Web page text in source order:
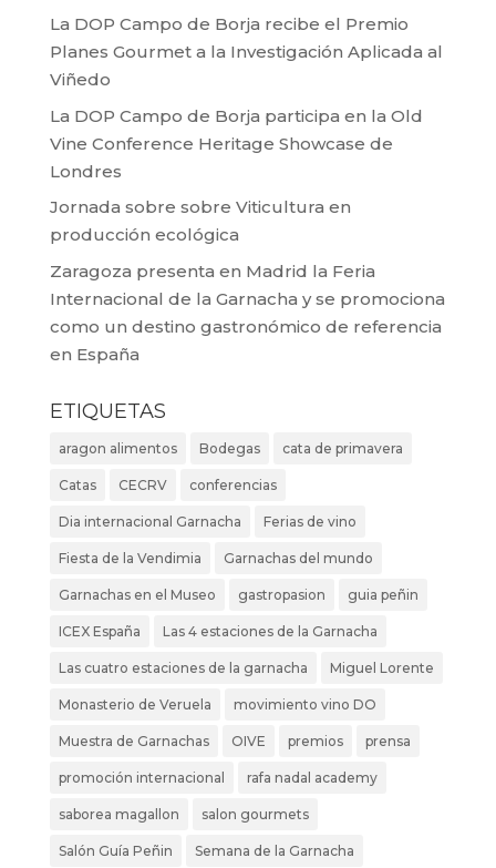
La DOP Campo de Borja recibe el Premio
Planes Gourmet a la Investigación Aplicada al
Viñedo
La DOP Campo de Borja participa en la Old
Vine Conference Heritage Showcase de
Londres
Jornada sobre sobre Viticultura en
producción ecológica
Zaragoza presenta en Madrid la Feria
Internacional de la Garnacha y se promociona
como un destino gastronómico de referencia
en España
ETIQUETAS
aragon alimentos Bodegas cata de primavera
Catas CECRV conferencias
Dia internacional Garnacha Ferias de vino
Fiesta de la Vendimia Garnachas del mundo
Garnachas en el Museo gastropasion guia peñin
ICEX España Las 4 estaciones de la Garnacha
Las cuatro estaciones de la garnacha Miguel Lorente
Monasterio de Veruela movimiento vino DO
Muestra de Garnachas OIVE premios prensa
promoción internacional rafa nadal academy
saborea magallon salon gourmets
Salón Guía Peñin Semana de la Garnacha